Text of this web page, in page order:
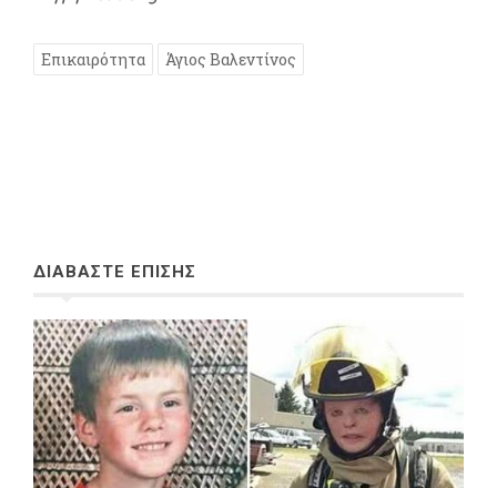
Επικαιρότητα Άγιος Βαλεντίνος
ΔΙΑΒΑΣΤΕ ΕΠΙΣΗΣ